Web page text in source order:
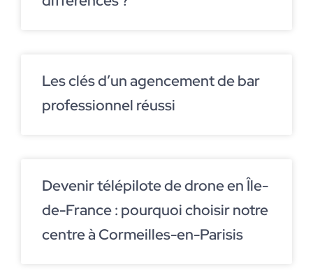
Les clés d’un agencement de bar
professionnel réussi
Devenir télépilote de drone en Île-
de-France : pourquoi choisir notre
centre à Cormeilles-en-Parisis